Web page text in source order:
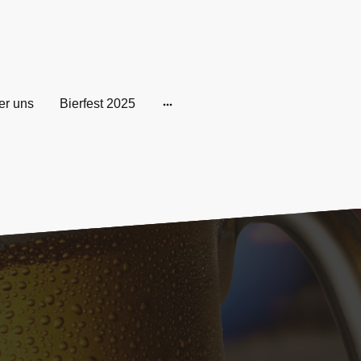
uns Bierfest 2025